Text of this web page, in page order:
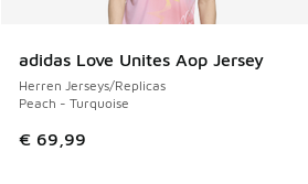
adidas Love Unites Aop Jersey
Herren Jerseys/Replicas
Peach - Turquoise
€ 69,99